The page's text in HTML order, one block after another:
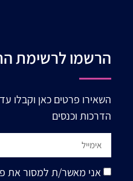
הרשמו לרשימת
השאירו פרטים כאן וקבלו
הדרכות וכנסים
אני מאשר/ת למסור את